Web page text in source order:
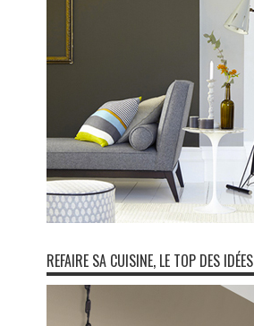
REFAIRE SA CUISINE, LE TOP DES IDÉES